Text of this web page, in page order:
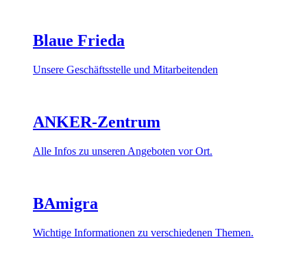
Blaue Frieda
Unsere Geschäftsstelle und Mitarbeitenden
ANKER-Zentrum
Alle Infos zu unseren Angeboten vor Ort.
BAmigra
Wichtige Informationen zu verschiedenen Themen.